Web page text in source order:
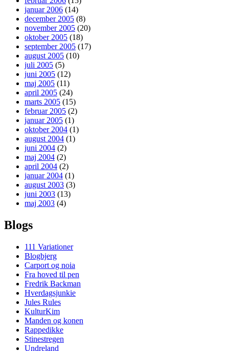
januar 2006 (14)
december 2005 (8)
november 2005 (20)
oktober 2005 (18)
september 2005 (17)
august 2005 (10)
juli 2005 (5)
juni 2005 (12)
maj 2005 (11)
april 2005 (24)
marts 2005 (15)
februar 2005 (2)
januar 2005 (1)
oktober 2004 (1)
august 2004 (1)
juni 2004 (2)
maj 2004 (2)
april 2004 (2)
januar 2004 (1)
august 2003 (3)
juni 2003 (13)
maj 2003 (4)
Blogs
111 Variationer
Blogbjerg
Carport og noia
Fra hoved til pen
Fredrik Backman
Hverdagsjunkie
Jules Rules
KulturKim
Manden og konen
Rappedikke
Stinestregen
Undreland